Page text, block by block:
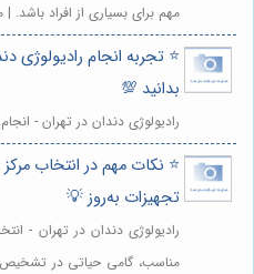
مهم برای بسیاری از افراد
⭐️ تجربه انجام رادیولوژی
بدانید 💯
رادیولوژی دندان در تهران -
⭐️ نکات مهم در انتخاب
تجهیزات به‌روز 💡
رادیولوژی دندان در تهران -
مناسب، گامی حیاتی در